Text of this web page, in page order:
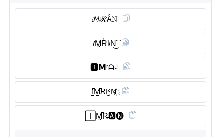
𝓲𝘔ℛÅ𝙽
𝐼M̺͆R̾ҟN͜͡
🅸︎𝗠ʳᗩꈤ
I̺͆M̺͆𝘙ӃN҉
🄸M̺͆R̶🅰︎🅝︎